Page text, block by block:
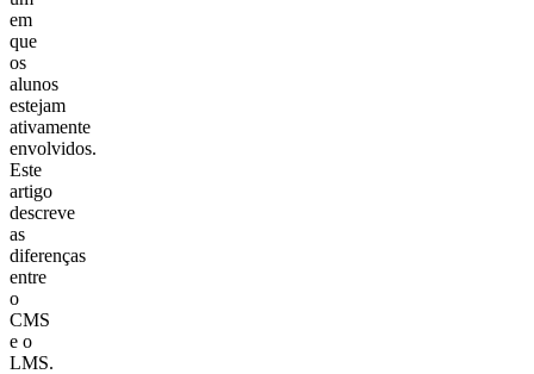
em
que
os
alunos
estejam
ativamente
envolvidos.
Este
artigo
descreve
as
diferenças
entre
o
CMS
e o
LMS.